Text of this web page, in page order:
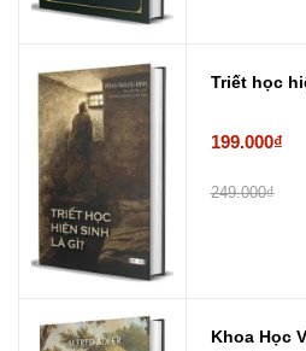
Triết học
199.000₫
249.000₫
Khoa Học